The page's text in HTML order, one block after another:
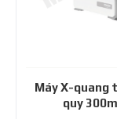
Máy X-quang
quy